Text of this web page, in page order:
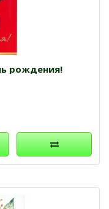
рождения!